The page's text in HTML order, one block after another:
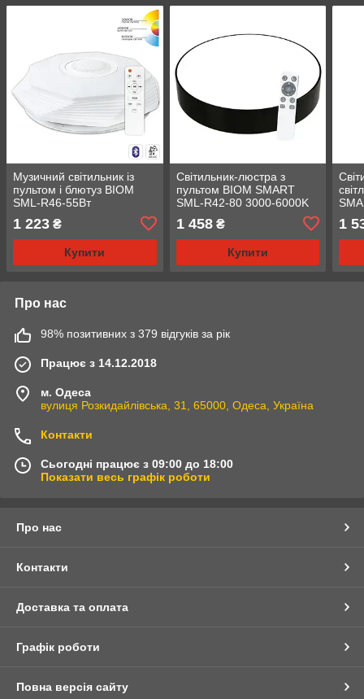
Музичний світильник із
пультом і блютуз BIOM
SML-R46-55Вт
1 223 ₴
Купити
Світильник-люстра з
пультом BIOM SMART
SML-R42-80 3000-6000K
1 458₴
Купити
1
Про нас
98% позитивних з 379 відгуків за рік
Працює з 14.12.2018
м. Одеса
вулиця Розкидайлівська, 31, 65000, Одеса, Україна
Контакти
Сьогодні працює з 09:00 до 18:00
Показати весь графік роботи
Про нас
Контакти
Доставка та оплата
Графік роботи
Повна версія сайту